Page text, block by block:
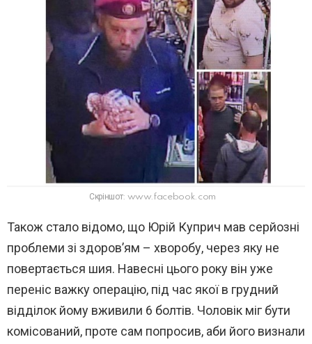
Скріншот: www.facebook.com
Також стало відомо, що Юрій Куприч мав серйозні
проблеми зі здоров’ям – хворобу, через яку не
повертається шия. Навесні цього року він уже
переніс важку операцію, під час якої в грудний
відділок йому вживили 6 болтів. Чоловік міг бути
комісований, проте сам попросив, аби його визнали